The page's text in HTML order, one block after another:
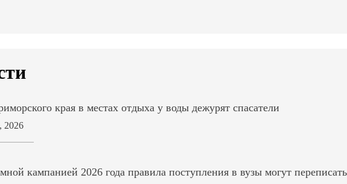
края в местах отдыха у воды дежурят спасатели
2026
кампанией 2026 года правила поступления в вузы могут переписать